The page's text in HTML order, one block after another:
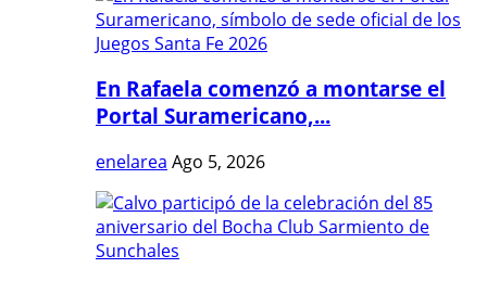
En Rafaela comenzó a montarse el
Portal Suramericano,...
enelarea Ago 5, 2026